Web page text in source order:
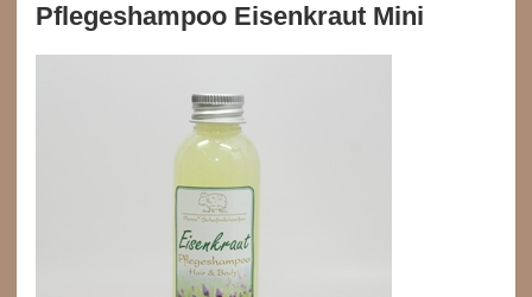
Pflegeshampoo Eisenkraut Mini